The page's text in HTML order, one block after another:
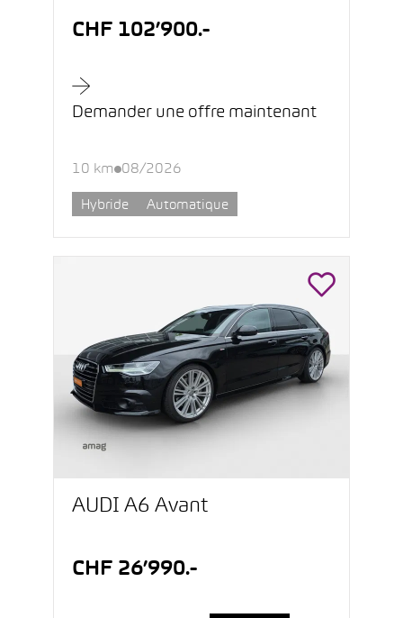
CHF 102’900.-
Demander une offre maintenant
10 km 08/2026
Hybride Automatique
AUDI A6 Avant
CHF 26’990.-